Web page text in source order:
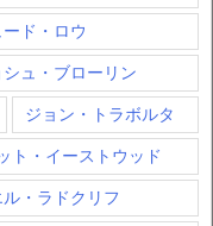
ード・ロウ
シュ・ブローリン
ジョン・トラボルタ
ト・イーストウッド
ル・ラドクリフ